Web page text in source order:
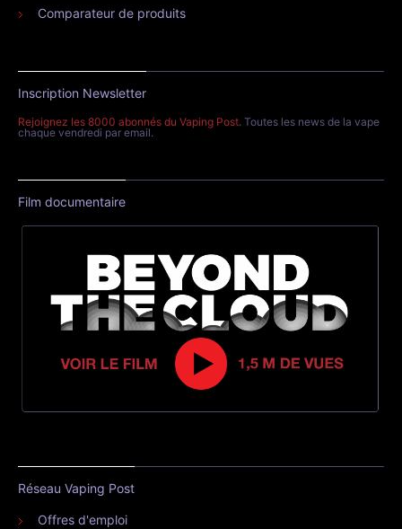
Comparateur de produits
Inscription Newsletter
Rejoignez les 8000 abonnés du Vaping Post. Toutes les news de la vape
chaque vendredi par email.
Film documentaire
Réseau Vaping Post
Offres d'emploi